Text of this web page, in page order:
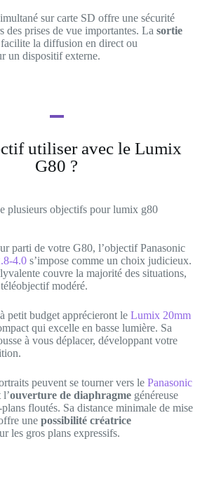
sur carte SD offre une sécurité
des prises de vue importantes. La sortie
la diffusion en direct ou
un dispositif externe.
utiliser avec le Lumix
G80 ?
parti de votre G80, l’objectif Panasonic
4.0s’impose comme un choix judicieux.
couvre la majorité des situations,
modéré.
petit budget apprécieront le Lumix 20mm
qui excelle en basse lumière. Sa
à vous déplacer, développant votre
peuvent se tourner vers le Panasonic
ouverture de diaphragmegénéreuse
floutés. Sa distance minimale de mise
une possibilité créatrice
les gros plans expressifs.